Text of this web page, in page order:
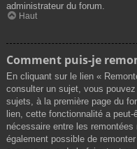
administrateur du forum.
Haut
Comment puis-je
En cliquant sur le lien «
consulter un sujet, vous
sujets, à la première page du
lien, cette fonctionnalité a
nécessaire entre les
également possible de